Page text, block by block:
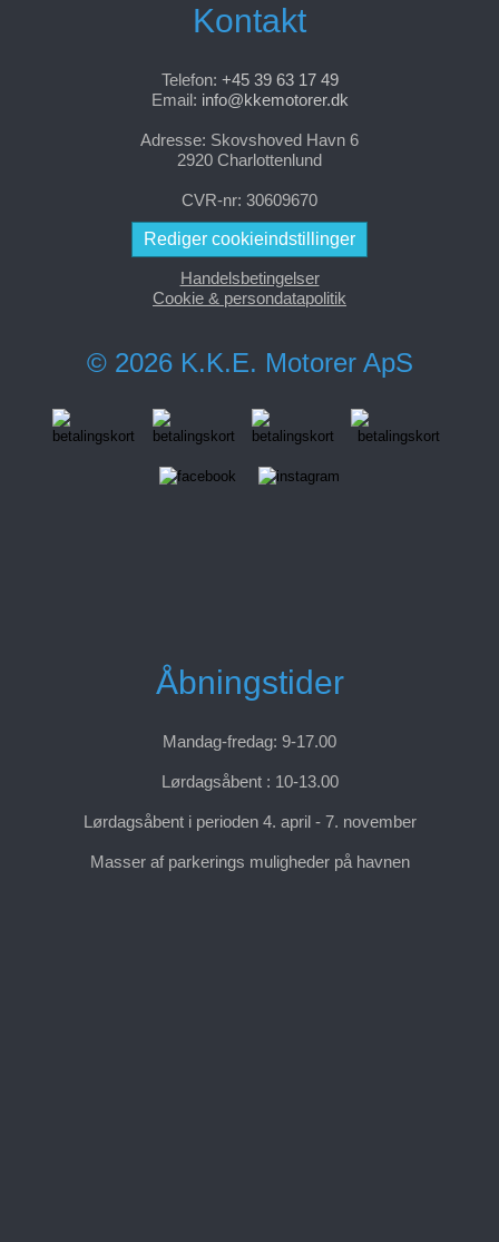
Kontakt
Telefon: +45 39 63 17 49
Email: info@kkemotorer.dk
Adresse: Skovshoved Havn 6
2920 Charlottenlund
CVR-nr: 30609670
Rediger cookieindstillinger
Handelsbetingelser
Cookie & persondatapolitik
© 2026 K.K.E. Motorer ApS
Åbningstider
Mandag-fredag: 9-17.00
Lørdagsåbent : 10-13.00
Lørdagsåbent i perioden 4. april - 7. november
Masser af parkerings muligheder på havnen